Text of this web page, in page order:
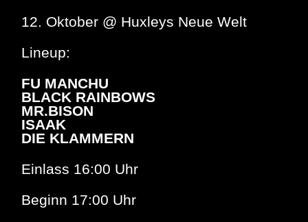
12. Oktober @ Huxleys Neue Welt
Lineup:
FU MANCHU
BLACK RAINBOWS
MR.BISON
ISAAK
DIE KLAMMERN
Einlass 16:00 Uhr
Beginn 17:00 Uhr